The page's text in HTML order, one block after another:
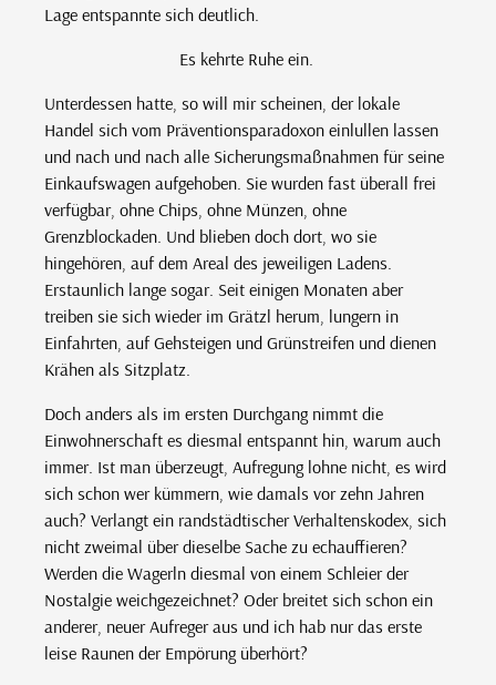
Lage entspannte sich deutlich.
Es kehrte Ruhe ein.
Unterdessen hatte, so will mir scheinen, der lokale
Handel sich vom Präventionsparadoxon einlullen lassen
und nach und nach alle Sicherungsmaßnahmen für seine
Einkaufswagen aufgehoben. Sie wurden fast überall frei
verfügbar, ohne Chips, ohne Münzen, ohne
Grenzblockaden. Und blieben doch dort, wo sie
hingehören, auf dem Areal des jeweiligen Ladens.
Erstaunlich lange sogar. Seit einigen Monaten aber
treiben sie sich wieder im Grätzl herum, lungern in
Einfahrten, auf Gehsteigen und Grünstreifen und dienen
Krähen als Sitzplatz.
Doch anders als im ersten Durchgang nimmt die
Einwohnerschaft es diesmal entspannt hin, warum auch
immer. Ist man überzeugt, Aufregung lohne nicht, es wird
sich schon wer kümmern, wie damals vor zehn Jahren
auch? Verlangt ein randstädtischer Verhaltenskodex, sich
nicht zweimal über dieselbe Sache zu echauffieren?
Werden die Wagerln diesmal von einem Schleier der
Nostalgie weichgezeichnet? Oder breitet sich schon ein
anderer, neuer Aufreger aus und ich hab nur das erste
leise Raunen der Empörung überhört?